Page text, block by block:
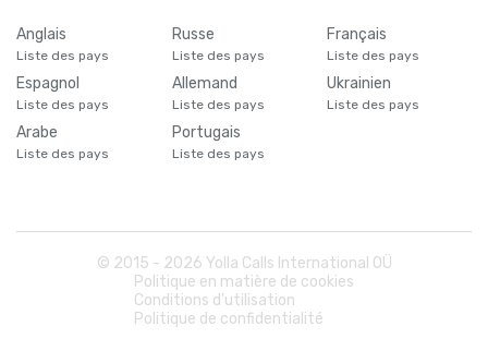
Anglais
Liste des pays
Russe
Liste des pays
Français
Liste des pays
Espagnol
Liste des pays
Allemand
Liste des pays
Ukrainien
Liste des pays
Arabe
Liste des pays
Portugais
Liste des pays
© 2015 - 2026 Yolla Calls International OÜ
Politique en matière de cookies
Conditions d'utilisation
Politique de confidentialité